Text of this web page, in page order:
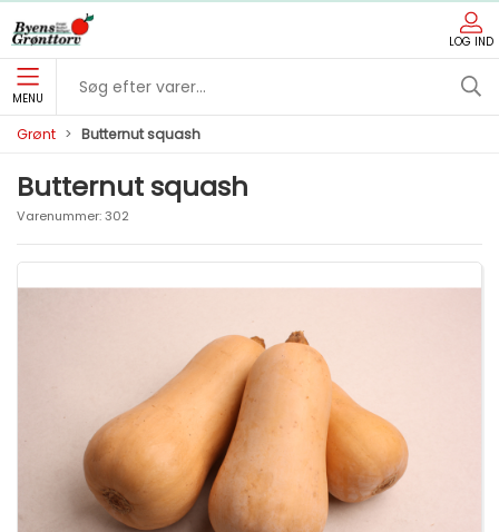
LOG IND
MENU
Grønt Butternut squash
Butternut squash
Varenummer:302